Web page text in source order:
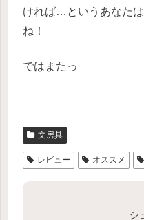
ければ…というあなた
ね！
ではまたっ
文房具
レビュー オススメ
シ